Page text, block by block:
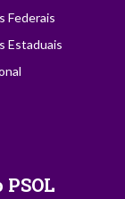
Federais
Estaduais